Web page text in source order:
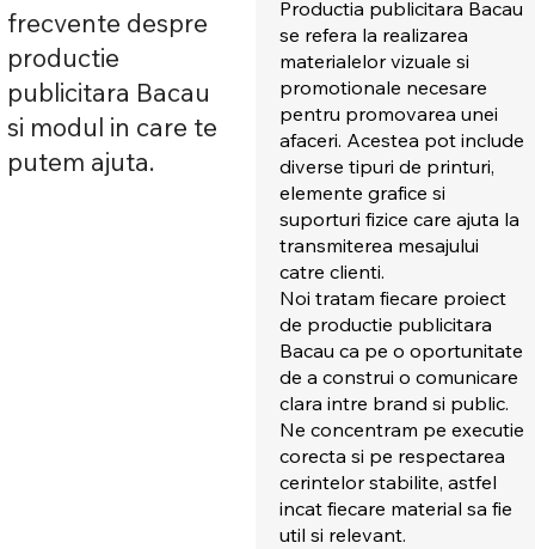
frecvente despre
productie
publicitara Bacau
si modul in care te
putem ajuta.
Productia publicitara Bacau
se refera la realizarea
materialelor vizuale si
promotionale necesare
pentru promovarea unei
afaceri. Acestea pot include
diverse tipuri de printuri,
elemente grafice si
suporturi fizice care ajuta la
transmiterea mesajului
catre clienti.
Noi tratam fiecare proiect
de productie publicitara
Bacau ca pe o oportunitate
de a construi o comunicare
clara intre brand si public.
Ne concentram pe executie
corecta si pe respectarea
cerintelor stabilite, astfel
incat fiecare material sa fie
util si relevant.